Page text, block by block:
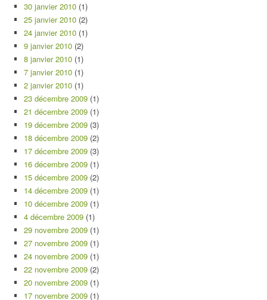
30 janvier 2010 (1)
25 janvier 2010 (2)
24 janvier 2010 (1)
9 janvier 2010 (2)
8 janvier 2010 (1)
7 janvier 2010 (1)
2 janvier 2010 (1)
23 décembre 2009 (1)
21 décembre 2009 (1)
19 décembre 2009 (3)
18 décembre 2009 (2)
17 décembre 2009 (3)
16 décembre 2009 (1)
15 décembre 2009 (2)
14 décembre 2009 (1)
10 décembre 2009 (1)
4 décembre 2009 (1)
29 novembre 2009 (1)
27 novembre 2009 (1)
24 novembre 2009 (1)
22 novembre 2009 (2)
20 novembre 2009 (1)
17 novembre 2009 (1)